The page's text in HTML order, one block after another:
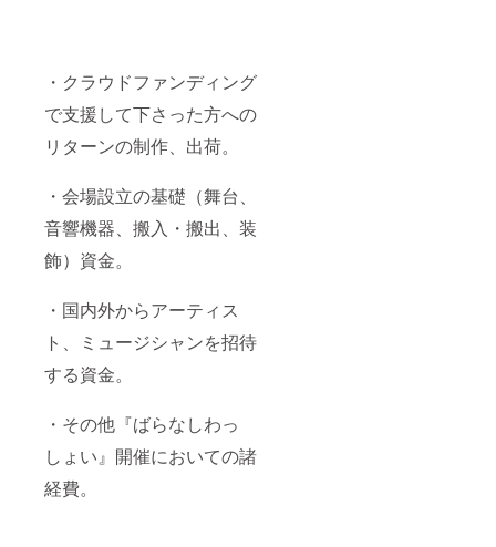
・クラウドファンディング
で支援して下さった方への
リターンの制作、出荷。
・会場設立の基礎（舞台、
音響機器、搬入・搬出、装
飾）資金。
・国内外からアーティス
ト、ミュージシャンを招待
する資金。
・その他『ばらなしわっ
しょい』開催においての諸
経費。